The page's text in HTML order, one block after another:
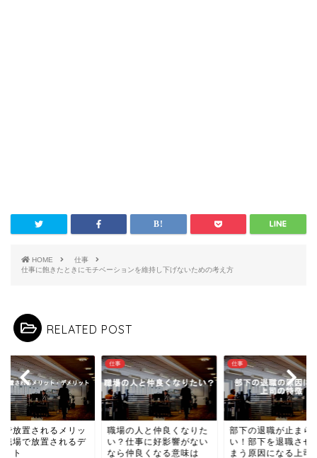
HOME
仕事
仕事に飽きたときにモチベーションを維持し下げないための考え方
RELATED POST
で放置されるメリッ
職場で放置されるデ
ット
仕事
職場の人と仲良くなりた
い？仕事に好影響がない
なら仲良くなる意味は
仕事
部下の退職が止まら
い！部下を退職させ
まう原因になる上司